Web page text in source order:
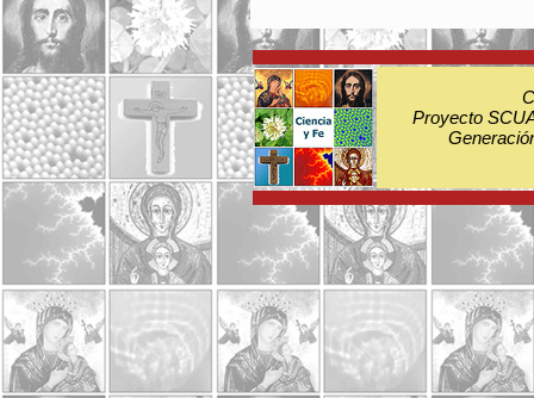
Proyecto